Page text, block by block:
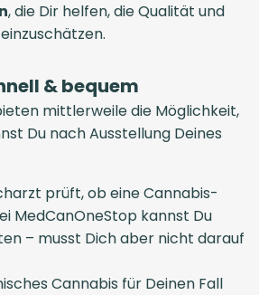
, die Dir helfen, die Qualität und
& bequem
mittlerweile die Möglichkeit,
Du nach Ausstellung Deines
prüft, ob eine Cannabis-
MedCanOneStop kannst Du
– musst Dich aber nicht darauf
Cannabis für Deinen Fall